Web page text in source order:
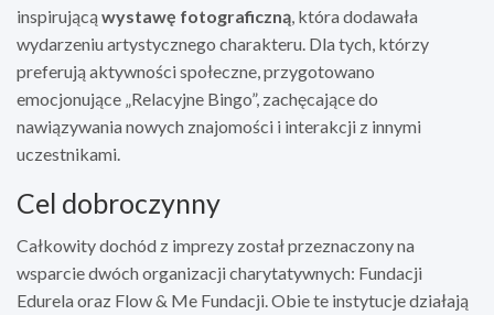
inspirującą wystawę fotograficzną, która dodawała
wydarzeniu artystycznego charakteru. Dla tych, którzy
preferują aktywności społeczne, przygotowano
emocjonujące „Relacyjne Bingo”, zachęcające do
nawiązywania nowych znajomości i interakcji z innymi
uczestnikami.
Cel dobroczynny
Całkowity dochód z imprezy został przeznaczony na
wsparcie dwóch organizacji charytatywnych: Fundacji
Edurela oraz Flow & Me Fundacji. Obie te instytucje działają